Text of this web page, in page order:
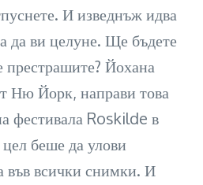
И изведнъж идва
да ви целуне. Ще бъдете
престрашите? Йохана
Ню Йорк, направи това
фестивала Roskilde в
беше да улови
във всички снимки. И